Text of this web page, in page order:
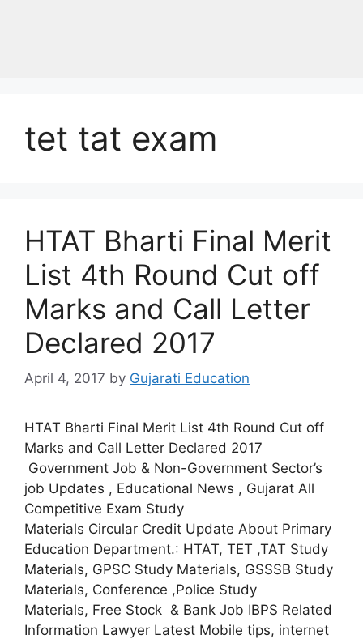
tet tat exam
HTAT Bharti Final Merit
List 4th Round Cut off
Marks and Call Letter
Declared 2017
April 4, 2017 by Gujarati Education
HTAT Bharti Final Merit List 4th Round Cut off
Marks and Call Letter Declared 2017
Government Job & Non-Government Sector’s
job Updates , Educational News , Gujarat All
Competitive Exam Study
Materials Circular Credit Update About Primary
Education Department.: HTAT, TET ,TAT Study
Materials, GPSC Study Materials, GSSSB Study
Materials, Conference ,Police Study
Materials, Free Stock & Bank Job IBPS Related
Information Lawyer Latest Mobile tips, internet